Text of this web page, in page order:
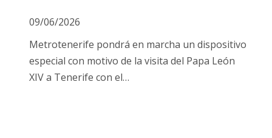
09/06/2026
Metrotenerife pondrá en marcha un dispositivo
especial con motivo de la visita del Papa León
XIV a Tenerife con el…